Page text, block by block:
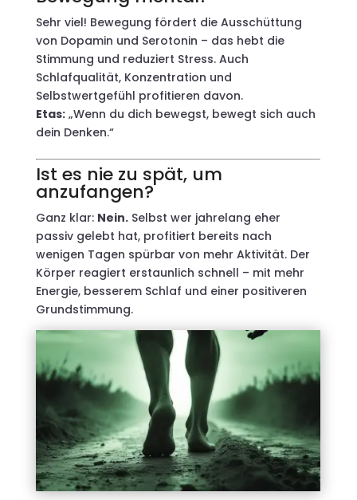
Sehr viel! Bewegung fördert die Ausschüttung
von Dopamin und Serotonin – das hebt die
Stimmung und reduziert Stress. Auch
Schlafqualität, Konzentration und
Selbstwertgefühl profitieren davon.
Etas:„Wenn du dich bewegst, bewegt sich auch
dein Denken.“
Ist es nie zu spät, um
anzufangen?
Ganz klar: Nein.Selbst wer jahrelang eher
passiv gelebt hat, profitiert bereits nach
wenigen Tagen spürbar von mehr Aktivität. Der
Körper reagiert erstaunlich schnell – mit mehr
Energie, besserem Schlaf und einer positiveren
Grundstimmung.